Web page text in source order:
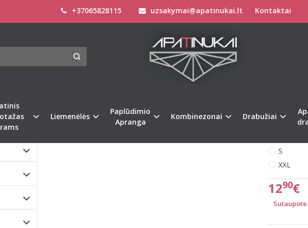
+37065828115 uzsakymai@apatinukai.lt Kontaktai
Liemenėlės
Paplūdimio
Apranga
Kombinezonai Drabužiai
TRIUMPH MOTERIŠKI ROŽINĖS SPALVOS
CARDIO PANTY SHORTY
S
XXL
1290€
Sutaupote